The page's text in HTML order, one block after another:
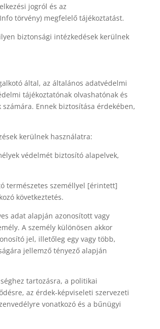
jogról és az
törvény) megfelelő tájékoztatást.
biztonsági intézkedések kerülnek
által, az általános adatvédelmi
tájékoztatónak olvashatónak és
Ennek biztosítása érdekében,
kerülnek használatra:
védelmét biztosító alapelvek,
természetes személlyel [érintett]
következtetés.
adat alapján azonosított vagy
A személy különösen akkor
jel, illetőleg egy vagy több,
jellemző tényező alapján
tartozásra, a politikai
az érdek-képviseleti szervezeti
vonatkozó és a bűnügyi